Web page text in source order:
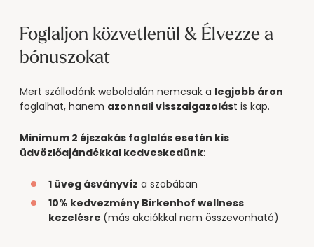
Foglaljon közvetlenül & Élvezze a
bónuszokat
Mert szállodánk weboldalán nemcsak a legjobb áron
foglalhat, hanem azonnali visszaigazolást is kap.
Minimum 2 éjszakás foglalás esetén kis
üdvözlőajándékkal kedveskedünk:
1 üveg ásványvíz a szobában
10% kedvezmény Birkenhof wellness
kezelésre (más akciókkal nem összevonható)